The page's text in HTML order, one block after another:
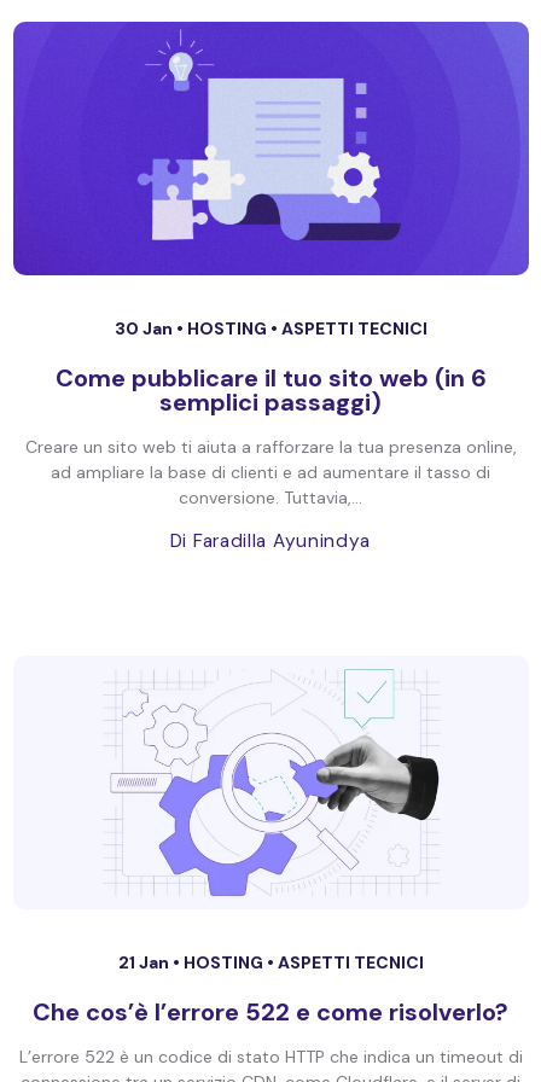
30 Jan • HOSTING • ASPETTI TECNICI
Come pubblicare il tuo sito web (in 6
semplici passaggi)
Creare un sito web ti aiuta a rafforzare la tua presenza online,
ad ampliare la base di clienti e ad aumentare il tasso di
conversione. Tuttavia,...
Di Faradilla Ayunindya
21 Jan • HOSTING • ASPETTI TECNICI
Che cos’è l’errore 522 e come risolverlo?
L’errore 522 è un codice di stato HTTP che indica un timeout di